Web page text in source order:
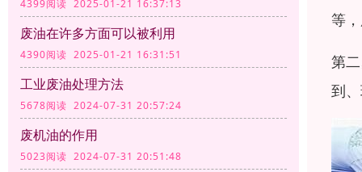
4399阅读 2025-01-21 16:37:13
废油在许多方面可以被利用
4390阅读 2025-01-21 16:31:51
工业废油处理方法
5678阅读 2024-07-31 20:57:24
废机油的作用
5023阅读 2024-07-31 20:51:48
等
第
到